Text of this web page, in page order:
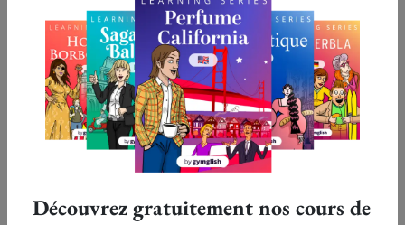
¿Sabes de qué otras maneras llamamos a la
mascarilla? Selecciona todas las respuestas
correctas.
FR
Découvrez gratuitement nos cours de